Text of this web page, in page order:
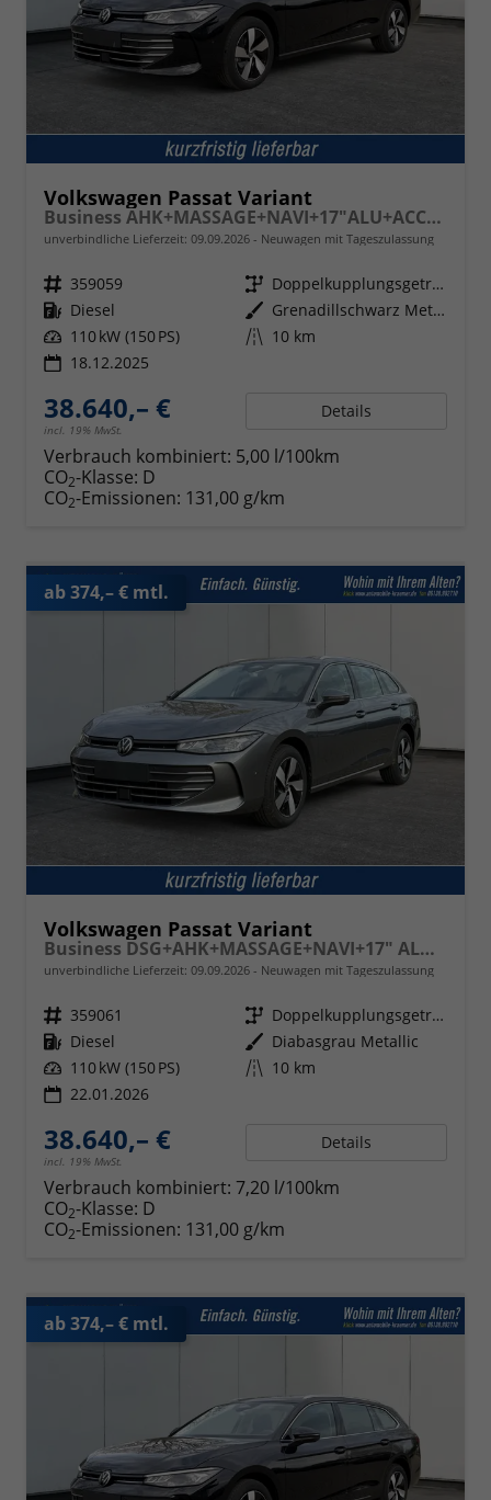
Volkswagen Passat Variant
Business AHK+MASSAGE+NAVI+17"ALU+ACC+KAMERA+LED
unverbindliche Lieferzeit: 09.09.2026 Neuwagen mit Tageszulassung
Fahrzeugnr. 359059 Getriebe
Doppelkupplungsgetriebe (DSG)
Kraftstoff Diesel Außenfarbe
Grenadillschwarz Metallic
Leistung 110 kW (150 PS) Kilometerstand 10 km
18.12.2025
38.640,– €
incl. 19% MwSt.
Details
Verbrauch kombiniert: 5,00 l/100km
CO2-Klasse: D
CO2-Emissionen: 131,00 g/km
ab 374,– € mtl.
Volkswagen Passat Variant
Business DSG+AHK+MASSAGE+NAVI+17" ALU+ACC+KAMERA+LED
unverbindliche Lieferzeit: 09.09.2026 Neuwagen mit Tageszulassung
Fahrzeugnr. 359061 Getriebe
Doppelkupplungsgetriebe (DSG)
Kraftstoff Diesel Außenfarbe Diabasgrau Metallic
Leistung 110 kW (150 PS) Kilometerstand 10 km
22.01.2026
38.640,– €
incl. 19% MwSt.
Details
Verbrauch kombiniert: 7,20 l/100km
CO2-Klasse: D
CO2-Emissionen: 131,00 g/km
ab 374,– € mtl.